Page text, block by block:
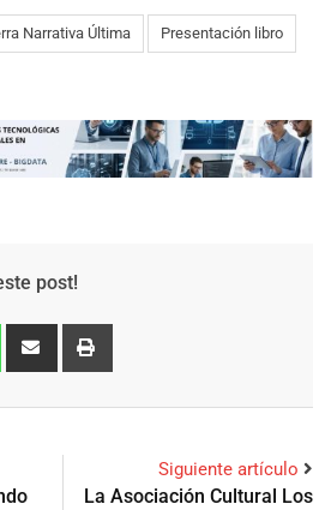
Narrativa Última Presentación libro
post!
Siguiente artículo
La Asociación Cultural Los